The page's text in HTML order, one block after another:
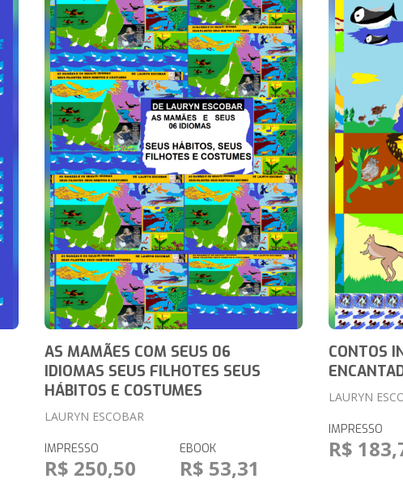
AS MAMÃES COM SEUS 06
IDIOMAS SEUS FILHOTES SEUS
HÁBITOS E COSTUMES
LAURYN ESCOBAR
IMPRESSO
R$ 250,50
EBOOK
R$ 53,31
CONTOS
LAURYN
IMPRESSO
R$